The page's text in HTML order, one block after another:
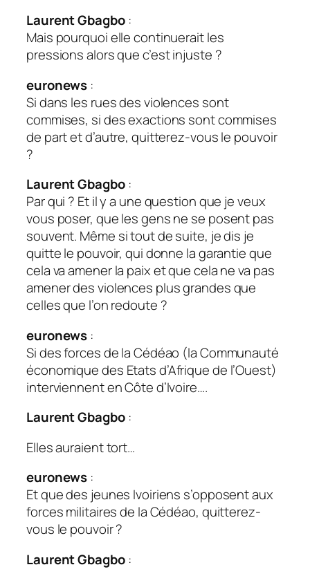
Laurent Gbagbo:
Mais pourquoi elle continuerait les
pressions alors que c’est injuste ?
euronews :
Si dans les rues des violences sont
commises, si des exactions sont commises
de part et d’autre, quitterez-vous le pouvoir
?
Laurent Gbagbo:
Par qui ? Et il y a une question que je veux
vous poser, que les gens ne se posent pas
souvent. Même si tout de suite, je dis je
quitte le pouvoir, qui donne la garantie que
cela va amener la paix et que cela ne va pas
amener des violences plus grandes que
celles que l’on redoute ?
euronews :
Si des forces de la Cédéao (la Communauté
économique des Etats d’Afrique de l’Ouest)
interviennent en Côte d’Ivoire….
Laurent Gbagbo:
Elles auraient tort…
euronews :
Et que des jeunes Ivoiriens s’opposent aux
forces militaires de la Cédéao, quitterez-
vous le pouvoir ?
Laurent Gbagbo: